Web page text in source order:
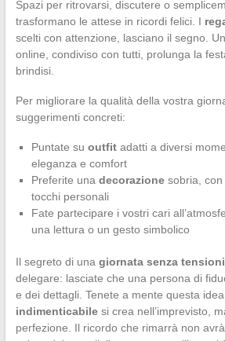
Spazi per ritrovarsi, discutere o
trasformano le attese in ricordi felici. I
scelti con attenzione, lasciano il segno. Un
online, condiviso con tutti, prolunga la
brindisi.
Per migliorare la qualità della vostra
suggerimenti concreti:
Puntate su outfitadatti a diversi
eleganza e comfort
Preferite una decorazionesobria, con
tocchi personali
Fate partecipare i vostri cari
una lettura o un gesto simbolico
Il segreto di una giornata senza tensioni
delegare: lasciate che una persona di
e dei dettagli. Tenete a mente questa
indimenticabilesi crea nell’imprevisto,
perfezione. Il ricordo che rimarrà non